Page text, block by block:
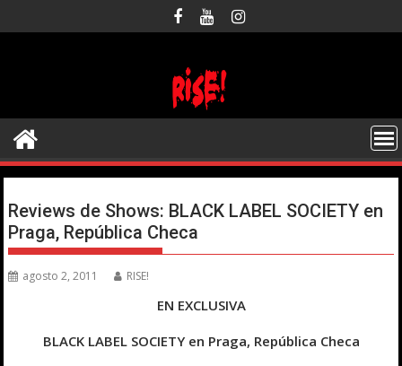
al
Reviews de Shows: BLACK LABEL SOCIETY en
Praga, República Checa
agosto 2, 2011 RISE!
EN EXCLUSIVA
BLACK LABEL SOCIETY en Praga, República Checa